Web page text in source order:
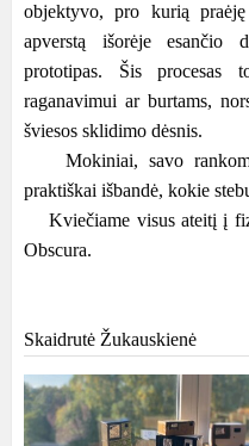
objektyvo, pro kurią
apverstą išorėje esančio
prototipas. Šis procesas
raganavimui ar burtams,
šviesos sklidimo dėsnis.
Mokiniai, savo
praktiškai išbandė, kokie
Kviečiame visus ateitį į
Obscura.
Skaidrutė Žukauskienė